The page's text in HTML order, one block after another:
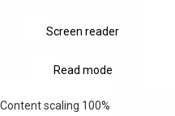
Screen reader
Read mode
Content scaling 100%